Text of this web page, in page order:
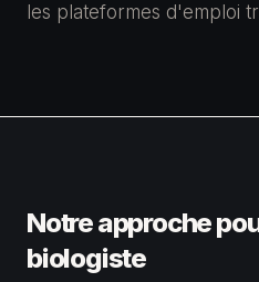
les plateformes d'emploi
Notre approche
biologiste